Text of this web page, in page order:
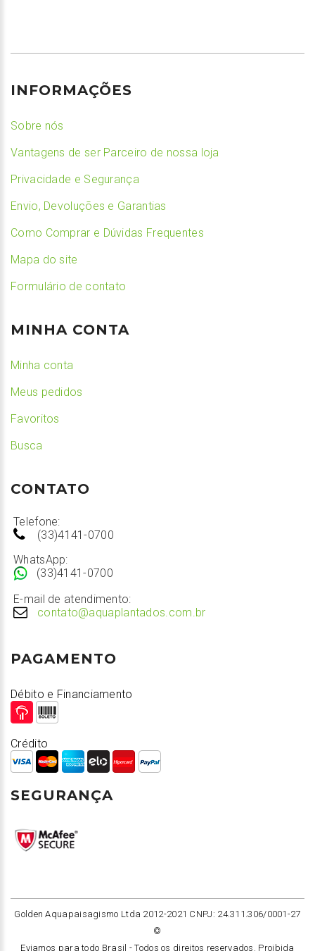
INFORMAÇÕES
Sobre nós
Vantagens de ser Parceiro de nossa loja
Privacidade e Segurança
Envio, Devoluções e Garantias
Como Comprar e Dúvidas Frequentes
Mapa do site
Formulário de contato
MINHA CONTA
Minha conta
Meus pedidos
Favoritos
Busca
CONTATO
Telefone:
(33)4141-0700
WhatsApp:
(33)4141-0700
E-mail de atendimento:
contato@aquaplantados.com.br
PAGAMENTO
Débito e Financiamento
Crédito
SEGURANÇA
Golden Aquapaisagismo Ltda 2012-2021 CNPJ: 24.311.306/0001-27
©
Eviamos para todo Brasil -Todos os direitos reservados. Proibida